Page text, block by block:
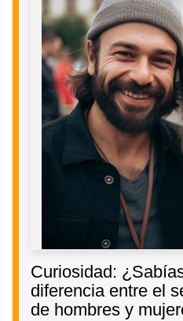
Curiosidad:
diferencia entre el
de hombres y